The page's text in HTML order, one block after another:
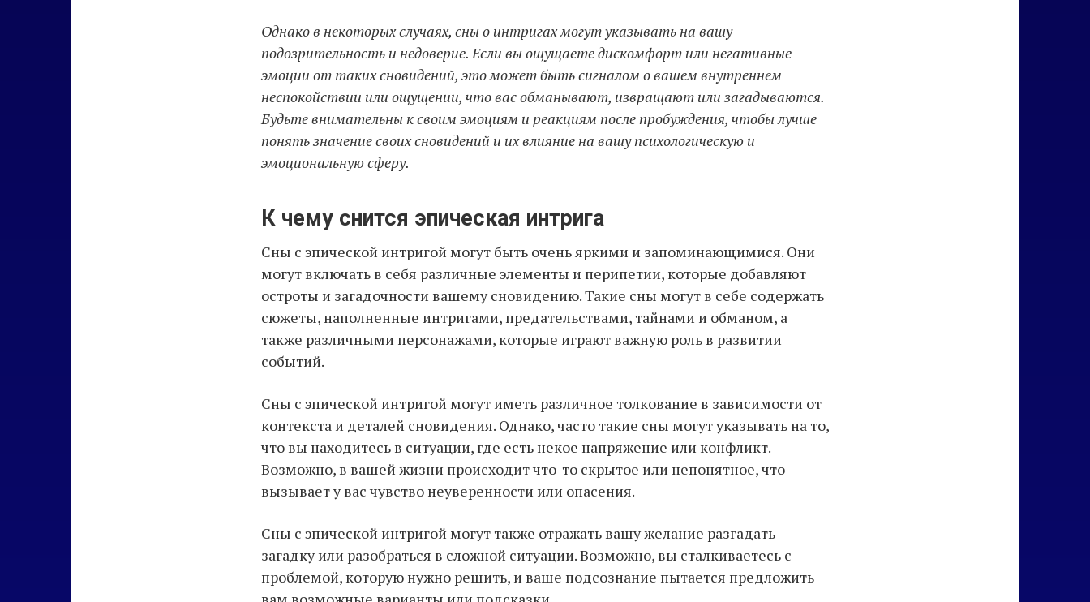
Однако в некоторых случаях, сны о интригах могут указывать на вашу
подозрительность и недоверие. Если вы ощущаете дискомфорт или негативные
эмоции от таких сновидений, это может быть сигналом о вашем внутреннем
неспокойствии или ощущении, что вас обманывают, извращают или загадываются.
Будьте внимательны к своим эмоциям и реакциям после пробуждения, чтобы лучше
понять значение своих сновидений и их влияние на вашу психологическую и
эмоциональную сферу.
К чему снится эпическая интрига
Сны с эпической интригой могут быть очень яркими и запоминающимися. Они
могут включать в себя различные элементы и перипетии, которые добавляют
остроты и загадочности вашему сновидению. Такие сны могут в себе содержать
сюжеты, наполненные интригами, предательствами, тайнами и обманом, а
также различными персонажами, которые играют важную роль в развитии
событий.
Сны с эпической интригой могут иметь различное толкование в зависимости от
контекста и деталей сновидения. Однако, часто такие сны могут указывать на то,
что вы находитесь в ситуации, где есть некое напряжение или конфликт.
Возможно, в вашей жизни происходит что-то скрытое или непонятное, что
вызывает у вас чувство неуверенности или опасения.
Сны с эпической интригой могут также отражать вашу желание разгадать
загадку или разобраться в сложной ситуации. Возможно, вы сталкиваетесь с
проблемой, которую нужно решить, и ваше подсознание пытается предложить